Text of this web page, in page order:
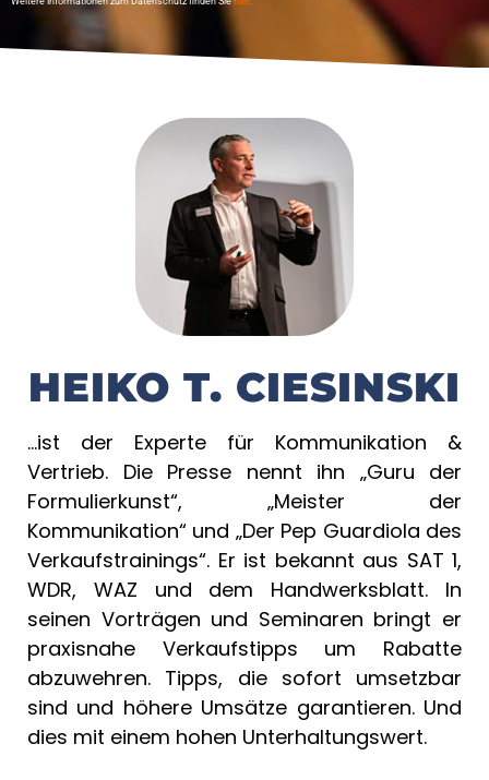
HEIKO T. CIESINSKI
…ist der Experte für Kommunikation &
Vertrieb. Die Presse nennt ihn „Guru der
Formulierkunst“, „Meister der
Kommunikation“ und „Der Pep Guardiola des
Verkaufstrainings“. Er ist bekannt aus SAT 1,
WDR, WAZ und dem Handwerksblatt. In
seinen Vorträgen und Seminaren bringt er
praxisnahe Verkaufstipps um Rabatte
abzuwehren. Tipps, die sofort umsetzbar
sind und höhere Umsätze garantieren. Und
dies mit einem hohen Unterhaltungswert.